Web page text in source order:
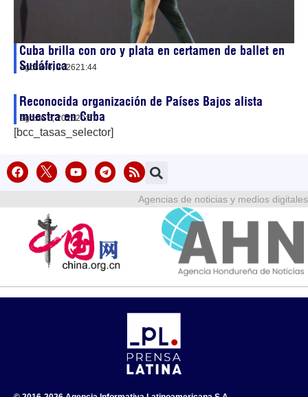
Cuba brilla con oro y plata en certamen de ballet en
Sudáfrica
agosto 6, 202621:44
Reconocida organización de Países Bajos alista
muestra en Cuba
agosto 6, 202620:57
[bcc_tasas_selector]
Agencias de noticias y medios digitales